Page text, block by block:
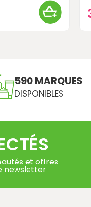
590 MARQUES
DISPONIBLES
et offres
newsletter